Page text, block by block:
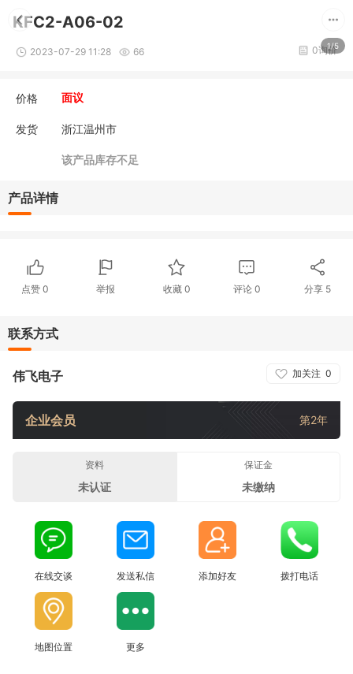
1/5
KFC2-A06-02
2023-07-29 11:28 66 0询价
价格 面议
发货 浙江温州市
该产品库存不足
产品详情
点赞0 举报 收藏 0 评论0 分享 5
联系方式
加关注 0
伟飞电子
企业会员 第2年
资料
未认证
保证金
未缴纳
在线交谈 发送私信 添加好友 拨打电话
地图位置 更多